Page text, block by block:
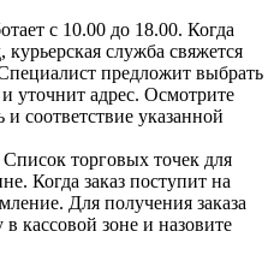
с 10.00 до 18.00. Когда
курьерская служба свяжется
предложит выбрать
уточнит адрес. Осмотрите
и соответствие указанной
торговых точек для
Когда заказ поступит на
Для получения заказа
в кассовой зоне и назовите